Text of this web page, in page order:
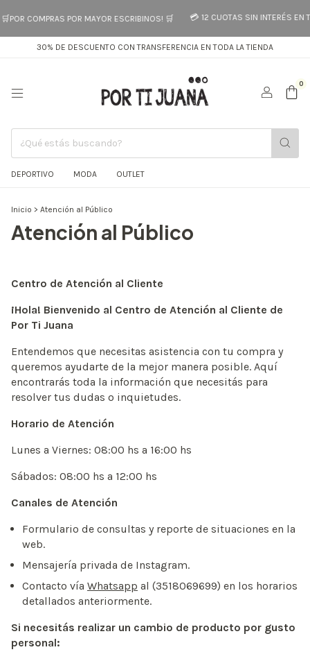
COMPRAS POR MAYOR ESCRIBINOS! 🛒 💳 12 CUOTAS SIN INTERÉS EN
30% DE DESCUENTO CON TRANSFERENCIA EN TODA LA TIENDA
0
DEPORTIVO MODA OUTLET
Inicio > Atención al Público
Atención al Público
Centro de Atención al Cliente
¡Hola! Bienvenido al Centro de Atención al Cliente de
Por Ti Juana
Entendemos que necesitas asistencia con tu compra y
queremos ayudarte de la mejor manera posible. Aquí
encontrarás toda la información que necesitás para
resolver tus dudas o inquietudes.
Horario de Atención
Lunes a Viernes: 08:00 hs a 16:00 hs
Sábados: 08:00 hs a 12:00 hs
Canales de Atención
Formulario de consultas y reporte de situaciones en la
web.
Mensajería privada de Instagram.
Contacto vía Whatsapp al (3518069699) en los horarios
detallados anteriormente.
Si necesitás realizar un cambio de producto por gusto
personal: